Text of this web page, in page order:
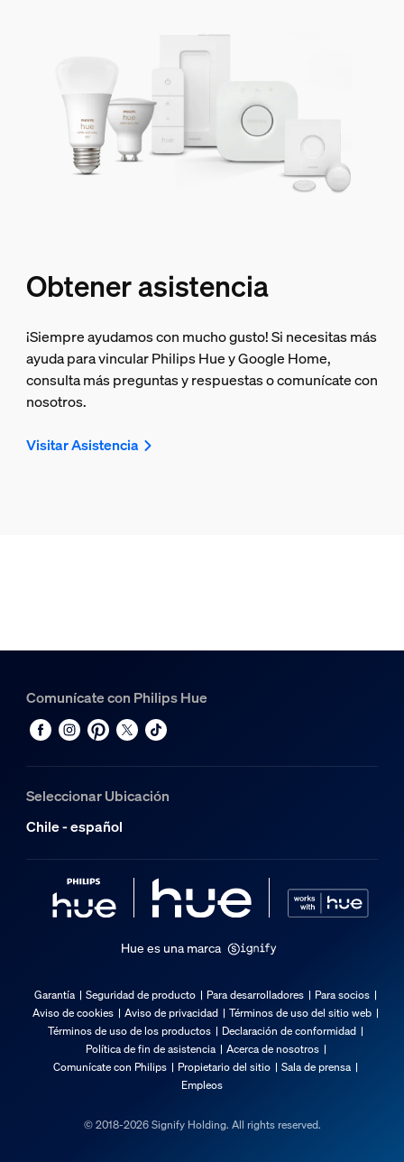
Obtener asistencia
¡Siempre ayudamos con mucho gusto! Si necesitas más
ayuda para vincular Philips Hue y Google Home,
consulta más preguntas y respuestas o comunícate con
nosotros.
Visitar Asistencia
Comunícate con Philips Hue
Seleccionar Ubicación
Chile - español
Hue es una marca
Garantía Seguridad de producto Para desarrolladores
Para socios
Aviso de cookies
Aviso de privacidad
Términos de uso del sitio web
Términos de uso de los productos
Declaración de conformidad
Política de fin de asistencia
Acerca de nosotros
Comunícate con Philips
Propietario del sitio
Sala de prensa
Empleos
© 2018-2026 Signify Holding. All rights reserved.